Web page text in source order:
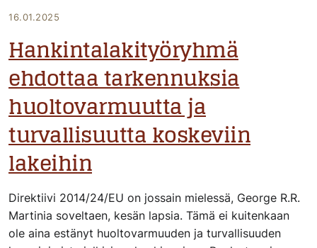
16.01.2025
Hankintalakityöryhmä
ehdottaa tarkennuksia
huoltovarmuutta ja
turvallisuutta koskeviin
lakeihin
Direktiivi 2014/24/EU on jossain mielessä, George R.R.
Martinia soveltaen, kesän lapsia. Tämä ei kuitenkaan
ole aina estänyt huoltovarmuuden ja turvallisuuden